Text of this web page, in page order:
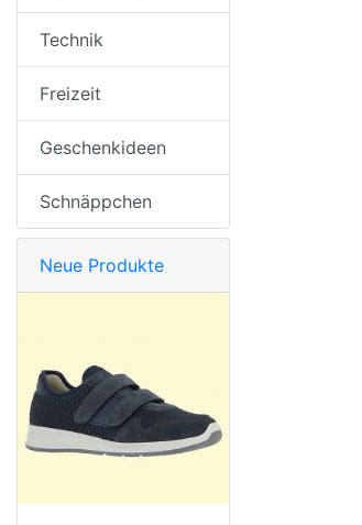
Technik
Freizeit
Geschenkideen
Schnäppchen
Neue Produkte